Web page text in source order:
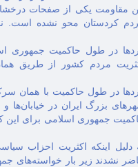
مقاومت یکی از صفحات
کردستان محو نشده‌ است.
در طول حاکمیت جمهوری
مردم کشور از طريق
در طول حاکمیت با همان
بزرگ ایران در خيابان‌ها و
جمهوری اسلامی برای اين
دلیل اینکه‌ اکثریت احزاب